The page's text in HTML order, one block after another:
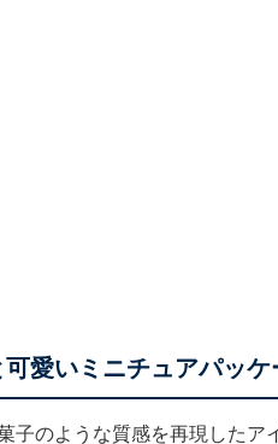
愛いミニチュアパッケ
子のような質感を再現した